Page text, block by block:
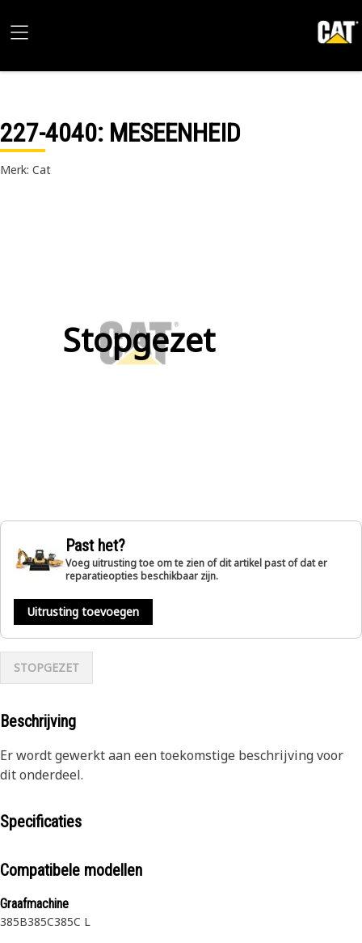
227-4040: MESEENHEID
Merk: Cat
Stopgezet
Past het?
Voeg uitrusting toe om te zien of dit artikel past of dat er
reparatieopties beschikbaar zijn.
Uitrusting toevoegen
STOPGEZET
Beschrijving
Er wordt gewerkt aan een toekomstige beschrijving voor
dit onderdeel.
Specificaties
Compatibele modellen
Graafmachine
385B385C385C L